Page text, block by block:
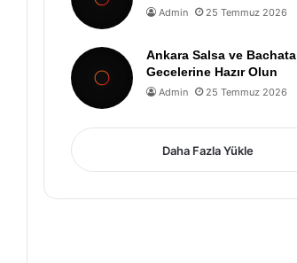
Admin 25 Temmuz 2026
Ankara Salsa ve Bachata
Gecelerine Hazır Olun
Admin 25 Temmuz 2026
Daha Fazla Yükle